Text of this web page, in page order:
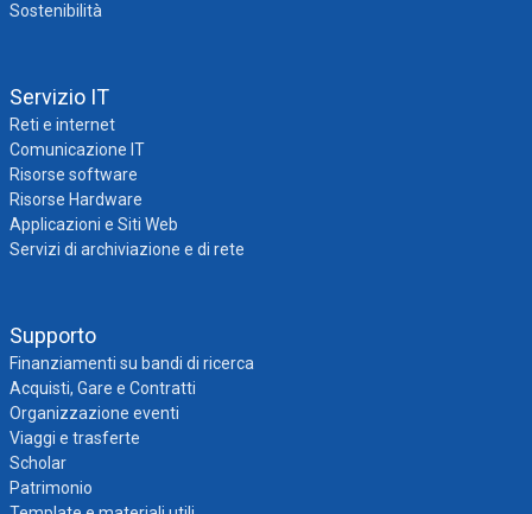
Sostenibilità
Servizio IT
Reti e internet
Comunicazione IT
Risorse software
Risorse Hardware
Applicazioni e Siti Web
Servizi di archiviazione e di rete
Supporto
Finanziamenti su bandi di ricerca
Acquisti, Gare e Contratti
Organizzazione eventi
Viaggi e trasferte
Scholar
Patrimonio